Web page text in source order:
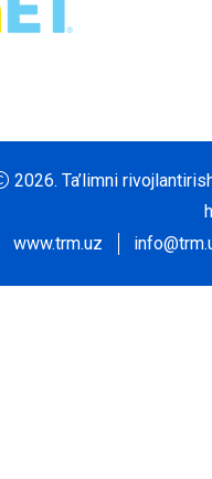
2026. Ta’limni
www.trm.uz